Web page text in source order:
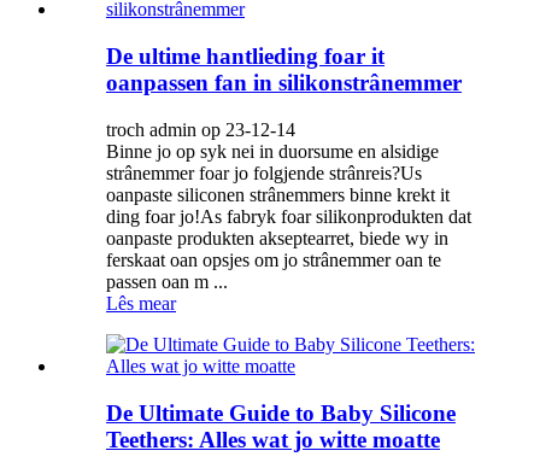
De ultime hantlieding foar it
oanpassen fan in silikonstrânemmer
troch admin op 23-12-14
Binne jo op syk nei in duorsume en alsidige
strânemmer foar jo folgjende strânreis?Us
oanpaste siliconen strânemmers binne krekt it
ding foar jo!As fabryk foar silikonprodukten dat
oanpaste produkten akseptearret, biede wy in
ferskaat oan opsjes om jo strânemmer oan te
passen oan m ...
Lês mear
De Ultimate Guide to Baby Silicone
Teethers: Alles wat jo witte moatte